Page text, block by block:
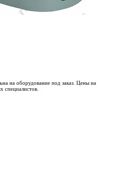
на оборудование под заказ. Цены на
специалистов.